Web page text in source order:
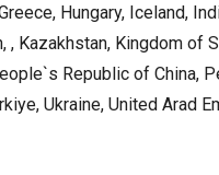
Hungary, Iceland,
, Kazakhstan, Kingdom of
Republic of China,
Ukraine, United Arad